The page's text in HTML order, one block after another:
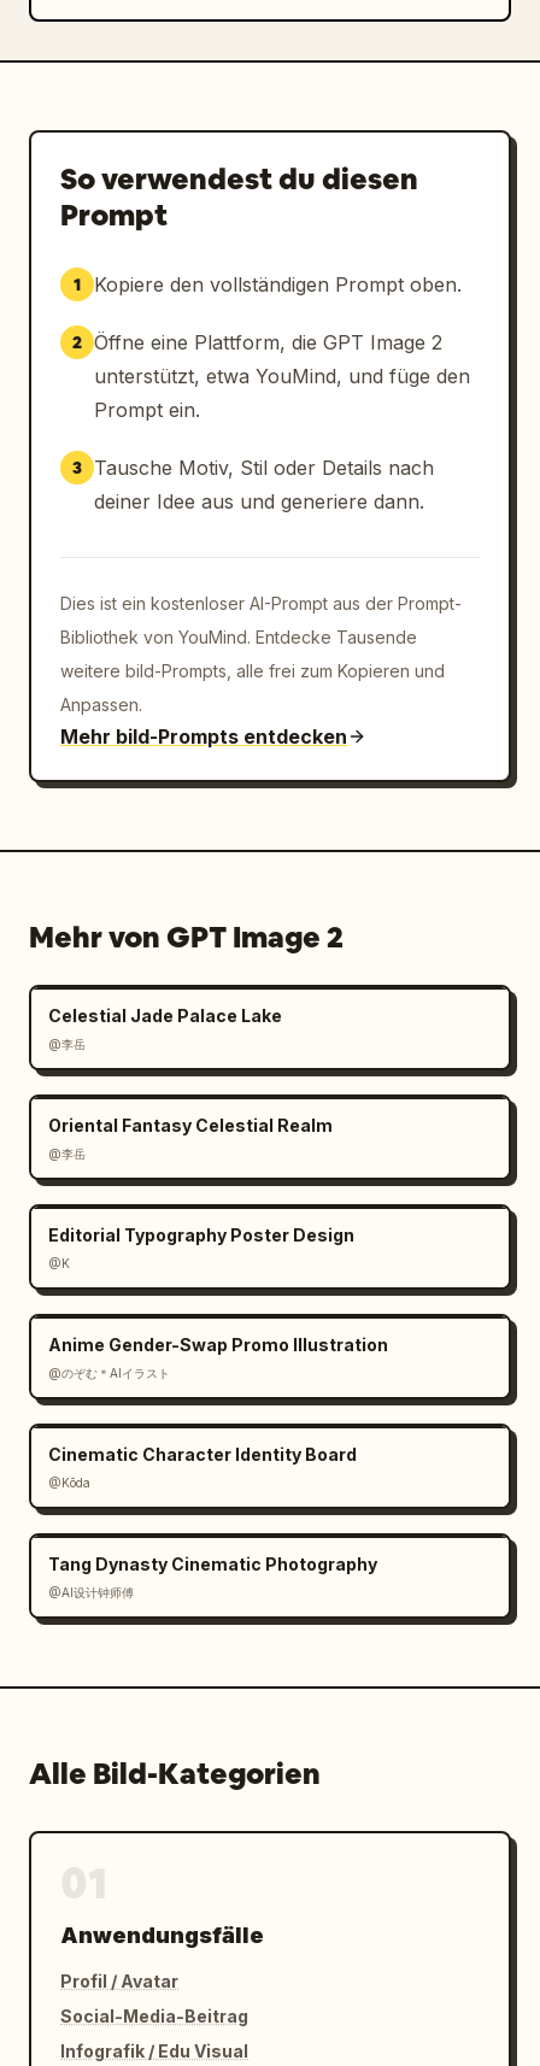
So verwendest du diesen
Prompt
1 Kopiere den vollständigen Prompt oben.
2 Öffne eine Plattform, die GPT Image 2
unterstützt, etwa YouMind, und füge den
Prompt ein.
3
Tausche Motiv, Stil oder Details nach
deiner Idee aus und generiere dann.
Dies ist ein kostenloser AI-Prompt aus der Prompt-
Bibliothek von YouMind. Entdecke Tausende
weitere bild-Prompts, alle frei zum Kopieren und
Anpassen.
Mehr bild-Prompts entdecken
Mehr von GPT Image 2
Celestial Jade Palace Lake
@李岳
Oriental Fantasy Celestial Realm
@李岳
Editorial Typography Poster Design
@K
Anime Gender-Swap Promo Illustration
@のぞむ＊AIイラスト
Cinematic Character Identity Board
@Kōda
Tang Dynasty Cinematic Photography
@AI设计钟师傅
Alle Bild-Kategorien
Anwendungsfälle
Profil / Avatar
Social-Media-Beitrag
Infografik / Edu Visual